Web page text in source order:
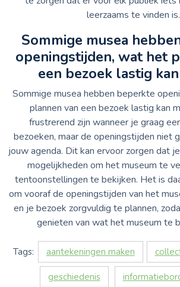
leerzaams te vinden is.
Sommige musea
openingstijden, wat het
een bezoek lastig
Sommige musea hebben beperkte
plannen van een bezoek lastig kan
frustrerend zijn wanneer je graag
bezoeken, maar de openingstijden niet
jouw agenda. Dit kan ervoor zorgen dat
mogelijkheden om het museum te
tentoonstellingen te bekijken. Het is
om vooraf de openingstijden van het
en je bezoek zorgvuldig te plannen,
genieten van wat het museum te
Tags: aantekeningen maken
geschiedenis